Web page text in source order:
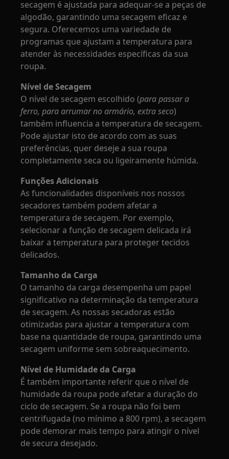
secagem é ajustada para adequar-se a peças de
algodão, garantindo uma secagem eficaz e
segura. Oferecemos uma variedade de
programas que ajustam a temperatura para
atender às necessidades específicas da sua
roupa.
Nível de Secagem
O nível de secagem escolhido (para passar a
ferro, para arrumar no armário, extra seco)
também influencia a temperatura de secagem.
Pode ajustar isto de acordo com as suas
preferências, quer deseje a sua roupa
completamente seca ou ligeiramente húmida.
Funções Adicionais
As funcionalidades disponíveis nos nossos
secadores também podem afetar a
temperatura de secagem. Por exemplo,
selecionar a função de secagem delicada irá
baixar a temperatura para proteger tecidos
delicados.
Tamanho da Carga
O tamanho da carga desempenha um papel
significativo na determinação da temperatura
de secagem. As nossas secadoras estão
otimizadas para ajustar a temperatura com
base na quantidade de roupa, garantindo uma
secagem uniforme sem sobreaquecimento.
Nível de Humidade da Carga
É também importante referir que o nível de
humidade da roupa pode afetar a duração do
ciclo de secagem. Se a roupa não foi bem
centrifugada (no mínimo a 800 rpm), a secagem
pode demorar mais tempo para atingir o nível
de secura desejado.